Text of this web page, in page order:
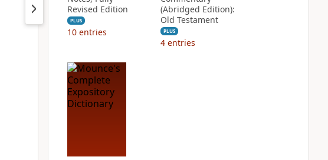
Revised Edition
PLUS
10 entries
(Abridged Edition):
Old Testament
PLUS
4 entries